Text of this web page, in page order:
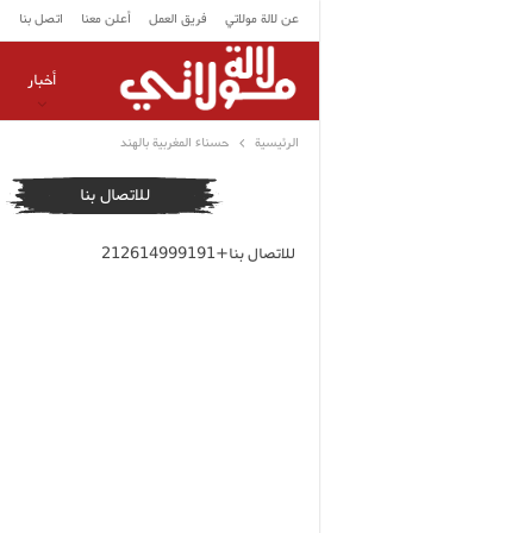
عن لالة مولاتي فريق العمل أعلن معنا اتصل بنا
أخبار
الرئيسية حسناء المغربية بالهند
للاتصال بنا
للاتصال بنا+212614999191